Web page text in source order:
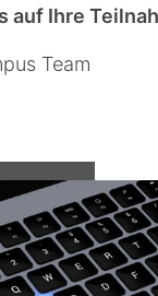
auf Ihre
Team